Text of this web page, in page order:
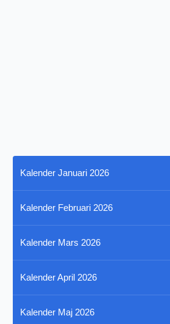
Kalender Januari 2026
Kalender Februari 2026
Kalender Mars 2026
Kalender April 2026
Kalender Maj 2026